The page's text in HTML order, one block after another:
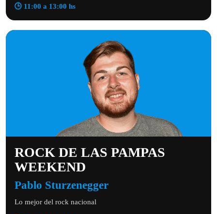
🕒 11:00 a 13:00 hs
ROCK DE LAS PAMPAS
WEEKEND
Pablo Sturzenegger
Lo mejor del rock nacional